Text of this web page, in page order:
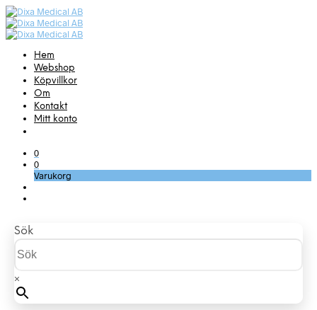
Hem
Webshop
Köpvillkor
Om
Kontakt
Mitt konto
0
0
Varukorg
Sök
×